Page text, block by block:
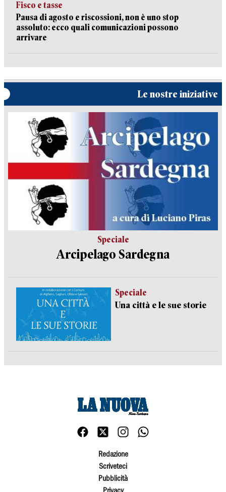
Fisco e tasse
Pausa di agosto e riscossioni, non è uno stop
assoluto: ecco quali comunicazioni possono
arrivare
Le nostre iniziative
Speciale
Arcipelago Sardegna
Speciale
Una città e le sue storie
Redazione
Scriveteci
Pubblicità